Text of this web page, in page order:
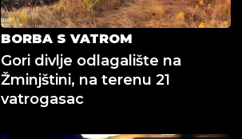
BORBA S VATROM
Gori divlje odlagalište na
Žminjštini, na terenu 21
vatrogasac